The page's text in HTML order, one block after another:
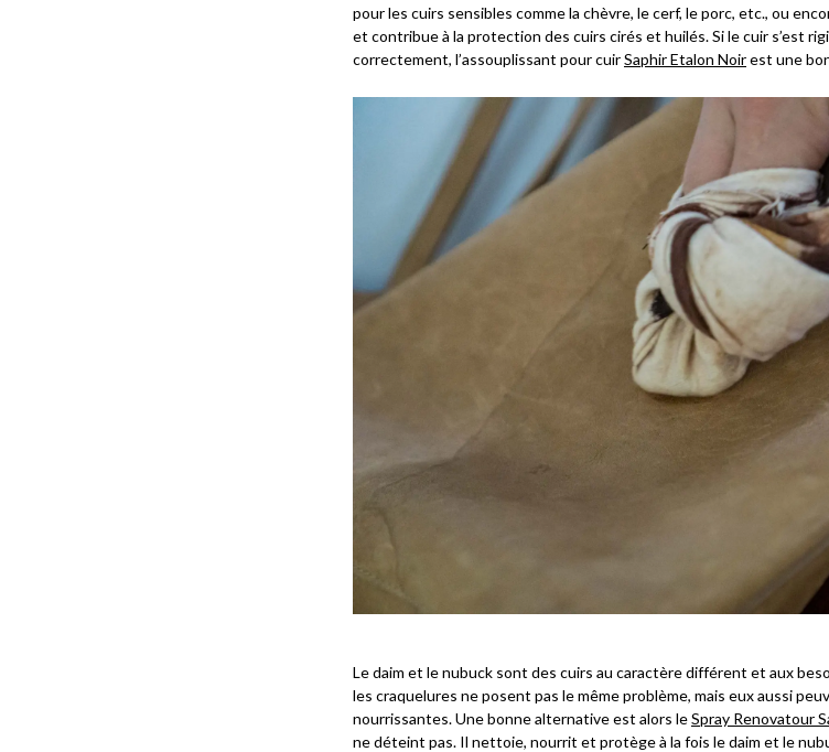
pour les cuirs sensibles comme la chèvre, le cerf, le porc, etc., ou
et contribue à la protection des cuirs cirés et huilés. Si le cuir s’est
correctement, l’assouplissant pour cuirSaphir Etalon Noirest une
Le daim et le nubuck sont des cuirs au caractère différent et aux
les craquelures ne posent pas le même problème, mais eux aussi
nourrissantes. Une bonne alternative est alors leSpray Renovatour
ne déteint pas. Il nettoie, nourrit et protège à la fois le daim et le